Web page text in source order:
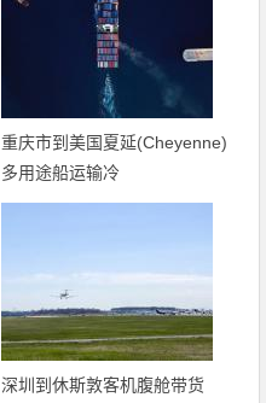
重庆市到美国夏延(Cheyenne)
多用途船运输冷
深圳到休斯敦客机腹舱带货